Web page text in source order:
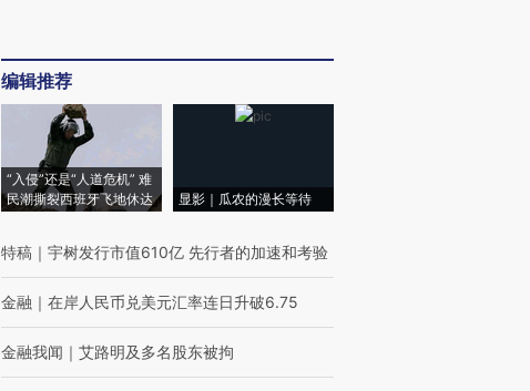
编辑推荐
“入侵”还是“人道危机” 难
民潮撕裂西班牙飞地休达
显影｜瓜农的漫长等待
特稿 ｜ 宇树发行市值610亿 先行者的加速和考验
金融 ｜ 在岸人民币兑美元汇率连日升破6.75
金融我闻 ｜ 艾路明及多名股东被拘